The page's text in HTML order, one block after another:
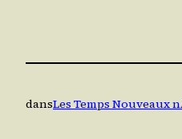
dansLes Temps Nouveaux